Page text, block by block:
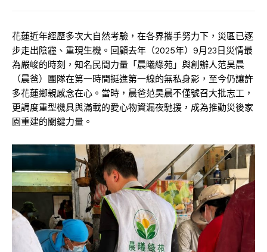
花蓮近年經歷多次大自然考驗，在各界攜手努力下，災區已逐
步走出陰霾、重現生機。回顧去年（2025年）9月23日災情最
為嚴峻的時刻，知名民間力量「晨曦綠苑」與創辦人范昊晨
（晨爸）團隊在第一時間挺進第一線的無私身影，至今仍讓許
多花蓮鄉親感念在心。當時，晨爸范昊晨不僅號召大批志工，
更調度重型機具與滿載的愛心物資漏夜馳援，成為推動災後家
園重建的關鍵力量。